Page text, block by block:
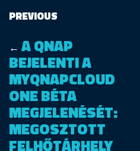
PREVIOUS
← A QNAP
BEJELENTI A
MYQNAPCLOUD
ONE BÉTA
MEGJELENÉSÉT:
MEGOSZTOTT
FELHŐTÁRHELY